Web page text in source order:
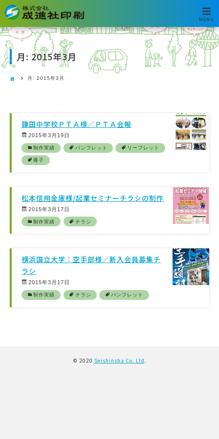
MENU
月: 2015年3月
月: 2015年3月
鎌田中学校ＰＴＡ様／ＰＴＡ会報
2015年3月19日
制作実績 パンフレット リーフレット
冊子
松本信用金庫様/起業セミナーチラシの制作
2015年3月17日
制作実績 チラシ
横浜国立大学：空手部様／新入会員募集チ
ラシ
2015年3月17日
制作実績 チラシ パンフレット
© 2020 Seishinsha Co. Ltd .